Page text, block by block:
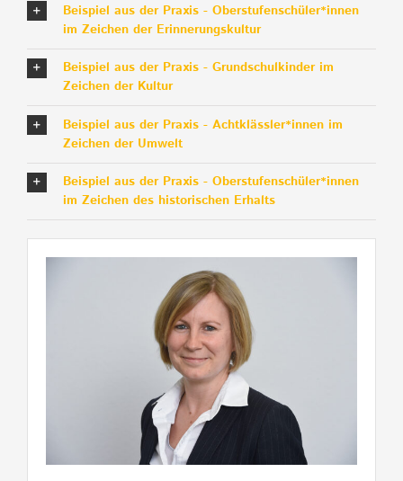
Beispiel aus der Praxis - Oberstufenschüler*innen
im Zeichen der Erinnerungskultur
Beispiel aus der Praxis - Grundschulkinder im
Zeichen der Kultur
Beispiel aus der Praxis - Achtklässler*innen im
Zeichen der Umwelt
Beispiel aus der Praxis - Oberstufenschüler*innen
im Zeichen des historischen Erhalts